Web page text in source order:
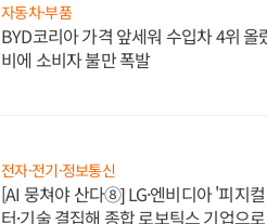
자동차·부품
BYD코리아 가격 앞세워 수입차 4위 올
비에 소비자 불만 폭발
전자·전기·정보통신
[AI 뭉쳐야 산다⑧] LG·엔비디아 '피지
터·기술 결집해 종합 로보틱스 기업으로